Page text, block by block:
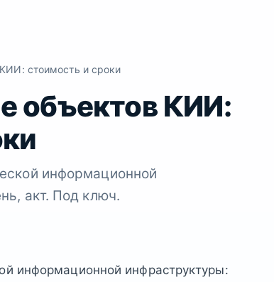
стоимость и сроки
объектов КИИ:
информационной
акт. Под ключ.
информационной инфраструктуры: